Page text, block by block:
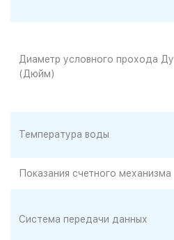
Диаметр условного прохода Ду
(Дюйм)
Температура воды
Показания счетного механизма
Система передачи данных